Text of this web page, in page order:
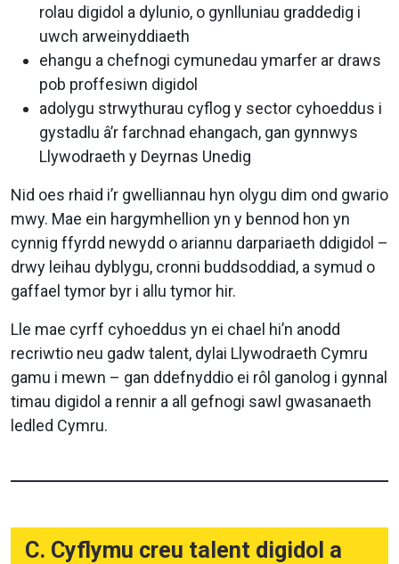
rolau digidol a dylunio, o gynlluniau graddedig i
uwch arweinyddiaeth
ehangu a chefnogi cymunedau ymarfer ar draws
pob proffesiwn digidol
adolygu strwythurau cyflog y sector cyhoeddus i
gystadlu â’r farchnad ehangach, gan gynnwys
Llywodraeth y Deyrnas Unedig
Nid oes rhaid i’r gwelliannau hyn olygu dim ond gwario
mwy. Mae ein hargymhellion yn y bennod hon yn
cynnig ffyrdd newydd o ariannu darpariaeth ddigidol –
drwy leihau dyblygu, cronni buddsoddiad, a symud o
gaffael tymor byr i allu tymor hir.
Lle mae cyrff cyhoeddus yn ei chael hi’n anodd
recriwtio neu gadw talent, dylai Llywodraeth Cymru
gamu i mewn – gan ddefnyddio ei rôl ganolog i gynnal
timau digidol a rennir a all gefnogi sawl gwasanaeth
ledled Cymru.
C. Cyflymu creu talent digidol a